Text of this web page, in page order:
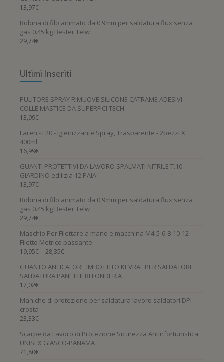
13,97€
Bobina di filo animato da 0.9mm per saldatura flux senza
gas 0.45 kg Bester Telw
29,74€
Ultimi Inseriti
PULITORE SPRAY RIMUOVE SILICONE CATRAME ADESIVI
COLLE MASTICE DA SUPERFICI TECH.
13,99€
Faren - F20 - Igienizzante Spray, Trasparente - 2pezzi X
400ml
16,99€
GUANTI PROTETTIVI DA LAVORO SPALMATI NITRILE T.10
GIARDINO edilizia 12 PAIA
13,97€
Bobina di filo animato da 0.9mm per saldatura flux senza
gas 0.45 kg Bester Telw
29,74€
Maschio Per Filettare a mano e macchina M4-5-6-8-10-12
Filetto Metrico passante
19,95€ – 28,35€
GUANTO ANTICALORE IMBOTTITO KEVRAL PER SALDATORI
SALDATURA PANETTIERI FONDERIA
17,02€
Maniche di protezione per saldatura lavoro saldatori DPI
crosta
23,33€
Scarpe da Lavoro di Protezione Sicurezza Antinfortunistica
UNISEX GIASCO-PANAMA
71,80€